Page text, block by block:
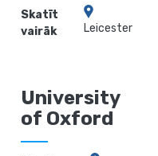
Skatīt
vairāk
Leicester
University
of Oxford